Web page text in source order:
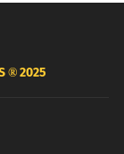
®2025